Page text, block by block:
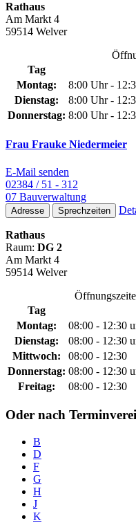
Rathaus
Am Markt 4
59514 Welver
Tag
Montag:
8:00 Uhr -
Dienstag:
8:00 Uhr -
Donnerstag: 8:00 Uhr -
Frau Frauke Niedermeier
E-Mail senden
02384 / 51 - 312
07 Bauverwaltung
Adresse Sprechzeiten
Rathaus
Raum: DG 2
Am Markt 4
59514 Welver
Tag
Montag:
08:00 - 12:30
Dienstag:
08:00 - 12:30
Mittwoch:
08:00 - 12:30
Donnerstag: 08:00 - 12:30
Freitag:
08:00 - 12:30
Oder nach
B
D
F
G
H
J
K